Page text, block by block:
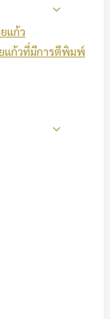
แก้ว
แก้วที่มีการตีพิมพ์